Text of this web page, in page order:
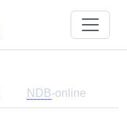
NDB-online